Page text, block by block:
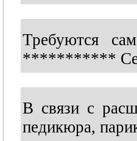
Требуются
***********
В связи с
педикюра,